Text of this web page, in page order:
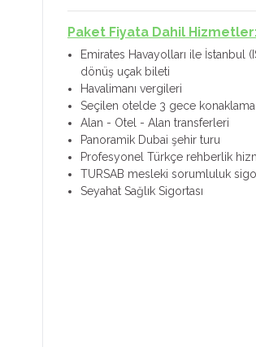
Paket Fiyata Dahil
Emirates Havayolları ile İstanbul
dönüş uçak bileti
Havalimanı vergileri
Seçilen otelde 3 gece konaklama
Alan - Otel - Alan transferleri
Panoramik Dubai şehir turu
Profesyonel Türkçe rehberlik
TURSAB mesleki sorumluluk
Seyahat Sağlık Sigortası